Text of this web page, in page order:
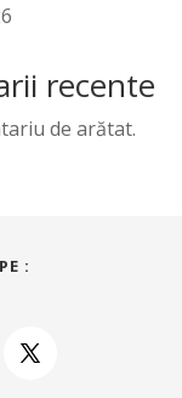
recente
de arătat.
: